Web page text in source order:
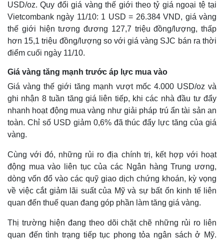
USD/oz. Quy đổi giá vàng thế giới theo tỷ giá ngoại tệ tại
Vietcombank ngày 11/10: 1 USD = 26.384 VND, giá vàng
thế giới hiện tương đương 127,7 triệu đồng/lượng, thấp
hơn 15,1 triệu đồng/lượng so với giá vàng SJC bán ra thời
điểm cuối ngày 11/10.
Giá vàng tăng mạnh trước áp lực mua vào
Giá vàng thế giới tăng mạnh vượt mốc 4.000 USD/oz và
ghi nhận 8 tuần tăng giá liên tiếp, khi các nhà đầu tư đẩy
nhanh hoạt động mua vàng như giải pháp trú ẩn tài sản an
toàn. Chỉ số USD giảm 0,6% đã thúc đẩy lực tăng của giá
vàng.
Cùng với đó, những rủi ro địa chính trị, kết hợp với hoạt
động mua vào liên tục của các Ngân hàng Trung ương,
dòng vốn đổ vào các quỹ giao dịch chứng khoán, kỳ vọng
về việc cắt giảm lãi suất của Mỹ và sự bất ổn kinh tế liên
quan đến thuế quan đang góp phần làm tăng giá vàng.
Thị trường hiện đang theo dõi chặt chẽ những rủi ro liên
quan đến tình trạng tiếp tục phong tỏa ngân sách ở Mỹ.